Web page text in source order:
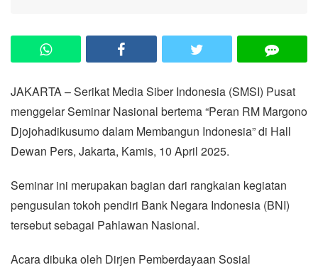
JAKARTA – Serikat Media Siber Indonesia (SMSI) Pusat
menggelar Seminar Nasional bertema “Peran RM Margono
Djojohadikusumo dalam Membangun Indonesia” di Hall
Dewan Pers, Jakarta, Kamis, 10 April 2025.
Seminar ini merupakan bagian dari rangkaian kegiatan
pengusulan tokoh pendiri Bank Negara Indonesia (BNI)
tersebut sebagai Pahlawan Nasional.
Acara dibuka oleh Dirjen Pemberdayaan Sosial